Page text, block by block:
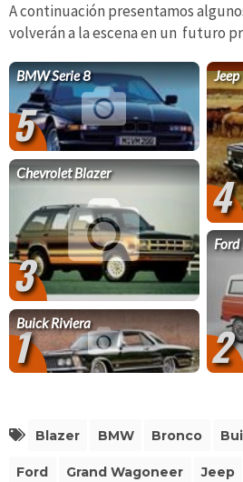
A continuación presentamos
volverán a la escena en un futuro
5
BMW Serie 8
3
Chevrolet Blazer
1
Buick Riviera
4
2
Ford
Blazer BMW Bronco
Ford Grand Wagoneer Jeep